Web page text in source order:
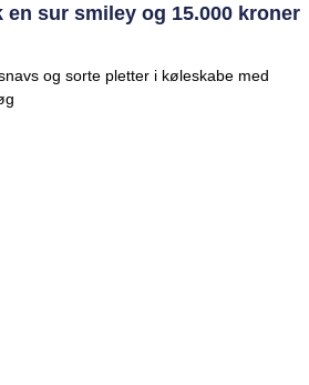
sur smiley og 15.000 kroner
og sorte pletter i køleskabe med